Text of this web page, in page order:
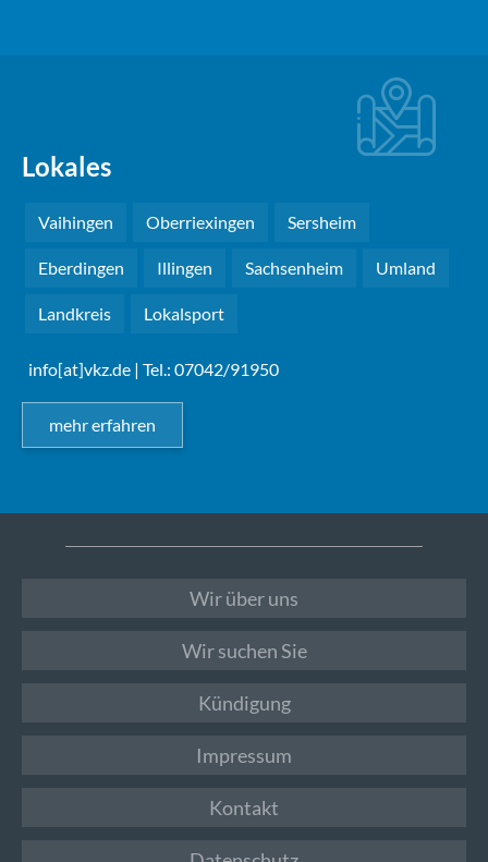
Lokales
Vaihingen Oberriexingen Sersheim
Eberdingen Illingen Sachsenheim Umland
Landkreis Lokalsport
info[at]vkz.de | Tel.: 07042/91950
mehr erfahren
Wir über uns
Wir suchen Sie
Kündigung
Impressum
Kontakt